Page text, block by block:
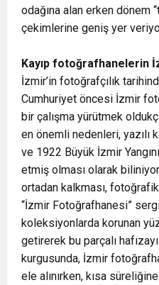
odağına alan erken dönem
çekimlerine geniş yer
Kayıp fotoğrafhanelerin
İzmir’in fotoğrafçılık
Cumhuriyet öncesi İzmir
bir çalışma yürütmek
en önemli nedenleri, yazılı
ve 1922 Büyük İzmir
etmiş olması olarak
ortadan kalkması, fotoğrafik
“İzmir Fotoğrafhanesi”
koleksiyonlarda korunan
getirerek bu parçalı
kurgusunda, İzmir
ele alınırken, kısa